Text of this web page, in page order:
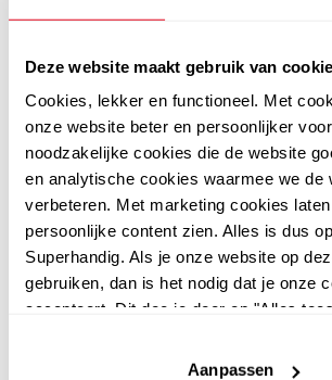
Deze website maakt gebruik van
Cookies, lekker en functioneel. Met
onze website beter en persoonlijker
noodzakelijke cookies die de website
en analytische cookies waarmee we de
verbeteren. Met marketing cookies
persoonlijke content zien. Alles is dus
Superhandig. Als je onze website op
gebruiken, dan is het nodig dat je onze
accepteert. Dit doe je door op "Alles
website niet optimaal functioneert.
Aanpassen